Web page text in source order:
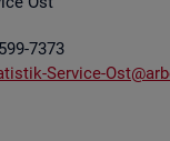
7373
Ser­vice-